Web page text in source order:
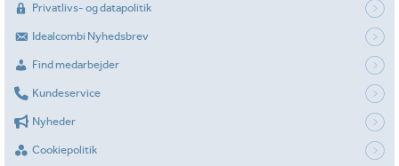
Privatlivs- og datapolitik
Idealcombi Nyhedsbrev
Find medarbejder
Kundeservice
Nyheder
Cookiepolitik